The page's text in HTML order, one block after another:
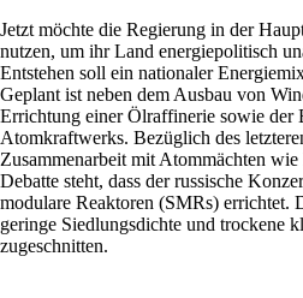
Jetzt möchte die Regierung in der
nutzen, um ihr Land energiepolitisch
Entstehen soll ein nationaler
Geplant ist neben dem Ausbau von
Errichtung einer Ölraffinerie sowie der
Atomkraftwerks. Bezüglich des
Zusammenarbeit mit Atommächten
Debatte steht, dass der russische
modulare Reaktoren (SMRs) errichtet.
geringe Siedlungsdichte und trockene
zugeschnitten.